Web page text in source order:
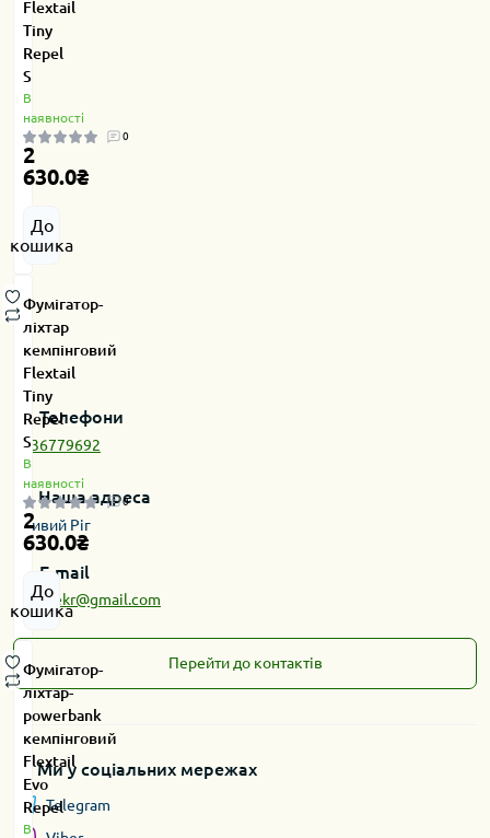
Flextail
Tiny
Repel
S
В
наявності
0
2
630.0₴
До
кошика
Фумігатор-
ліхтар
кемпінговий
Flextail
Tiny
Repel
S
В
наявності
0
2
630.0₴
До
кошика
Фумігатор-
ліхтар-
powerbank
кемпінговий
Flextail
Evo
Repel
В
Телефони
0636779692
Наша адреса
Кривий Ріг
E-mail
fairlinekr@gmail.com
Перейти до контактів
Ми у соціальних мережах
Telegram